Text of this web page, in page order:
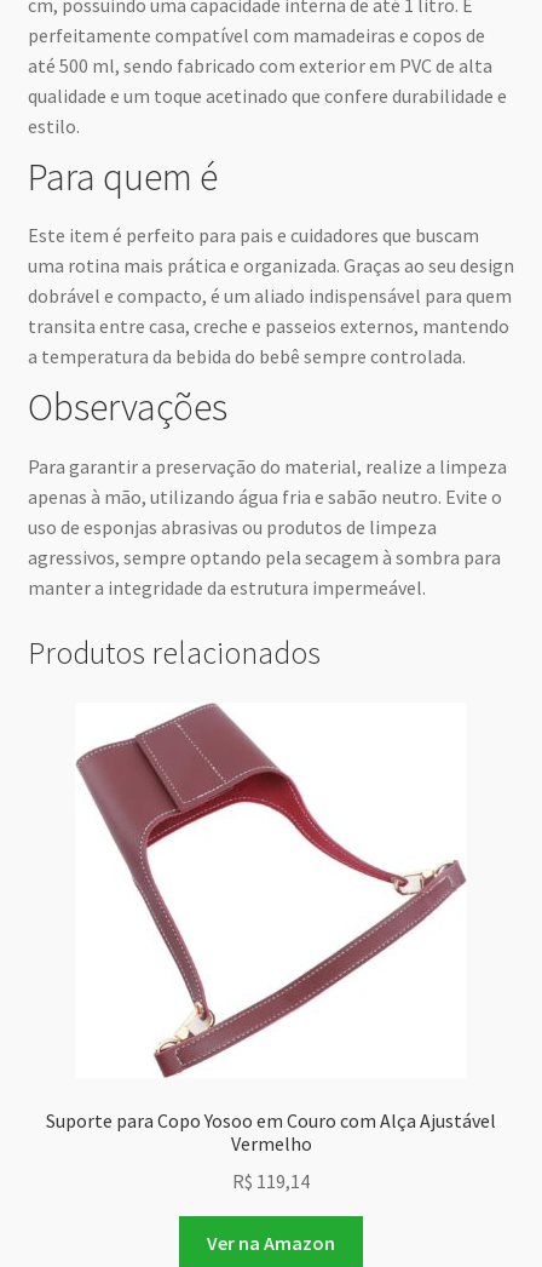
perfeitamente compatível com mamadeiras e copos de
até 500 ml, sendo fabricado com exterior em PVC de alta
qualidade e um toque acetinado que confere durabilidade e
estilo.
Para quem é
Este item é perfeito para pais e cuidadores que buscam
uma rotina mais prática e organizada. Graças ao seu design
dobrável e compacto, é um aliado indispensável para quem
transita entre casa, creche e passeios externos, mantendo
a temperatura da bebida do bebê sempre controlada.
Observações
Para garantir a preservação do material, realize a limpeza
apenas à mão, utilizando água fria e sabão neutro. Evite o
uso de esponjas abrasivas ou produtos de limpeza
agressivos, sempre optando pela secagem à sombra para
manter a integridade da estrutura impermeável.
Produtos relacionados
Suporte para Copo Yosoo em Couro com Alça Ajustável
Vermelho
R$ 119,14
Ver na Amazon